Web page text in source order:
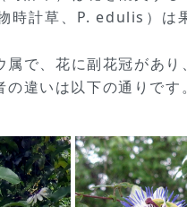
時計草、P. edulis）は
属で、花に副花冠があり
違いは以下の通りです。